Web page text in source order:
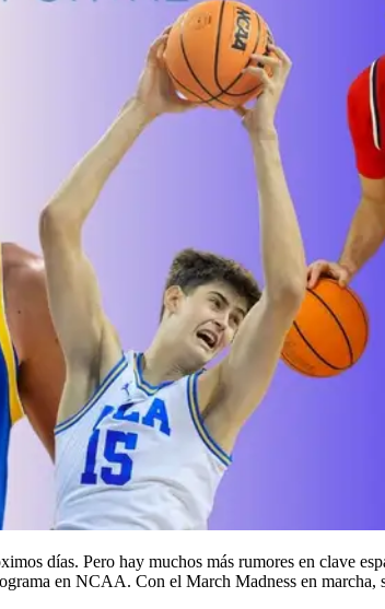
días. Pero hay muchos más rumores en clave
en NCAA. Con el March Madness en marcha,